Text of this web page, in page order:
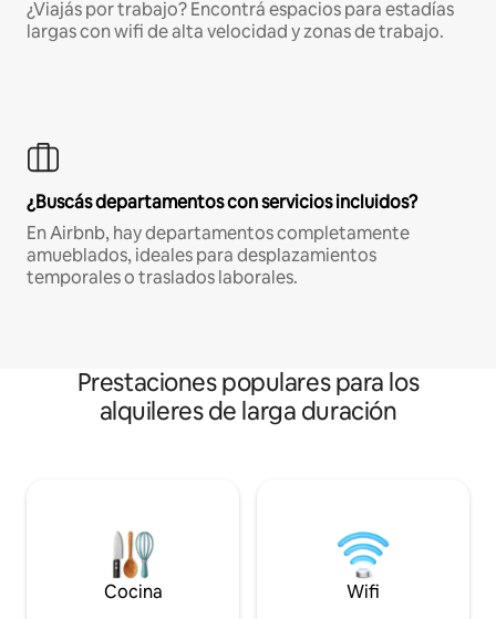
¿Viajás por trabajo? Encontrá espacios para estadías
largas con wifi de alta velocidad y zonas de trabajo.
¿Buscás departamentos con servicios incluidos?
En Airbnb, hay departamentos completamente
amueblados, ideales para desplazamientos
temporales o traslados laborales.
Prestaciones populares para los
alquileres de larga duración
Cocina Wifi